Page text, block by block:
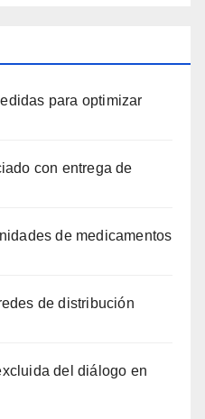
para optimizar
con entrega de
de medicamentos
de distribución
del diálogo en